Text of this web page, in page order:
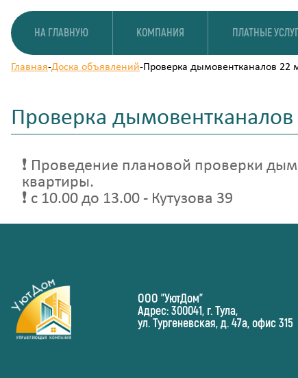
НА ГЛАВНУЮ КОМПАНИЯ ПЛАТНЫЕ
Главная-Доска объявлений-Проверка дымовентканалов 22
Проверка дымовентканалов
❗️ Проведение плановой проверки
квартиры.
❗️ с 10.00 до 13.00 - Кутузова 39
ООО "УютДом"
Адрес: 300041, г. Тула,
ул. Тургеневская, д. 47а, офис 315